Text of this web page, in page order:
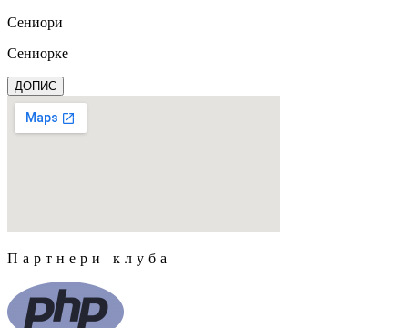
Сениори
Сениорке
ДОПИС
Партнери клуба